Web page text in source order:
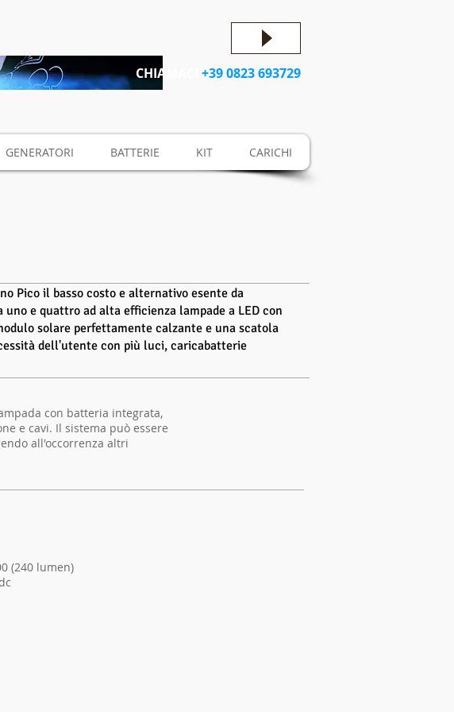
CHIAMACI +39 0823 693729
GENERATORI BATTERIE KIT CARICHI
Pico il basso costo e alternativo esente da
e quattro ad alta efficienza lampade a LED con
solare perfettamente calzante e una scatola
dell'utente con più luci, caricabatterie
con batteria integrata,
e cavi. Il sistema può essere
all'occorrenza altri
(240 lumen)